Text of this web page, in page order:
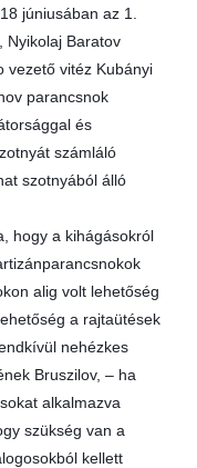
júniusában az 1.
Nyikolaj Baratov
vezető vitéz Kubányi
parancsnok
és
számláló
szotnyából álló
hogy a kihágásokról
alig volt lehetőség
a rajtaütések
nehézkes
Bruszilov, – ha
alkalmazva
szükség van a
kellett